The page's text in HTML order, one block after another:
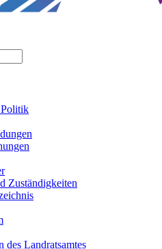
Zuständigkeiten
des Landratsamtes